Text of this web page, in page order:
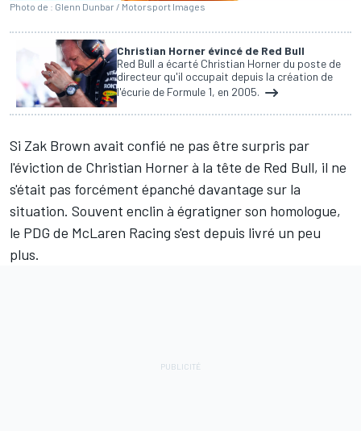
Photo de : Glenn Dunbar / Motorsport Images
Christian Horner évincé de Red Bull
Red Bull a écarté Christian Horner du poste de
directeur qu'il occupait depuis la création de
l'écurie de Formule 1, en 2005.
Si Zak Brown avait confié ne pas être surpris par
l'éviction de Christian Hornerà la tête de Red Bull, il ne
s'était pas forcément épanché davantage sur la
situation. Souvent enclin à égratigner son homologue,
le PDG de McLaren Racing s'est depuis livré un peu
plus.